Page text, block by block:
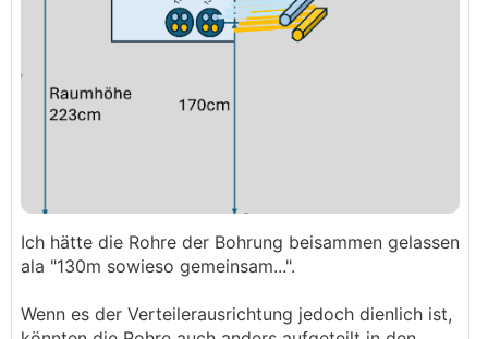
3) welcher 4-fach Verteiler ist preislich OK und hab
ihr verwendet?
3.1) einregulieren könnte ich auch mit Pyrometer
machen, wie arne.
Ich hätte die Rohre der Bohrung beisammen gelassen
ala "130m sowieso gemeinsam...".
Wenn es der Verteilerausrichtung jedoch dienlich ist,